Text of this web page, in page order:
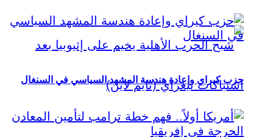
حزب كيراي وإعادة هندسة المشهد السياسي في السنغال